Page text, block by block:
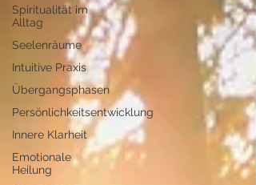
Spiritualität im
Alltag
Seelenräume
Intuitive Praxis
Übergangsphasen
Persönlichkeitsentwicklung
Innere Klarheit
Emotionale
Heilung